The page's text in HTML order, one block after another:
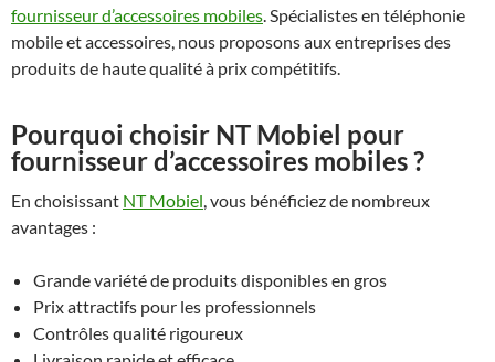
fournisseur d’accessoires mobiles. Spécialistes en téléphonie
mobile et accessoires, nous proposons aux entreprises des
produits de haute qualité à prix compétitifs.
Pourquoi choisir NT Mobiel pour
fournisseur d’accessoires mobiles ?
En choisissant NT Mobiel, vous bénéficiez de nombreux
avantages :
Grande variété de produits disponibles en gros
Prix attractifs pour les professionnels
Contrôles qualité rigoureux